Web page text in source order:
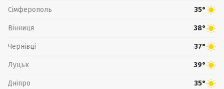
Сімферополь 35°
Вінниця 38°
Чернівці 37°
Луцьк 39°
Дніпро 35°